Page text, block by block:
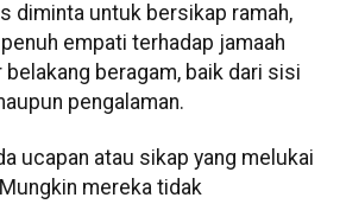
diminta untuk bersikap ramah,
empati terhadap jamaah
beragam, baik dari sisi
pengalaman.
ucapan atau sikap yang melukai
mereka tidak